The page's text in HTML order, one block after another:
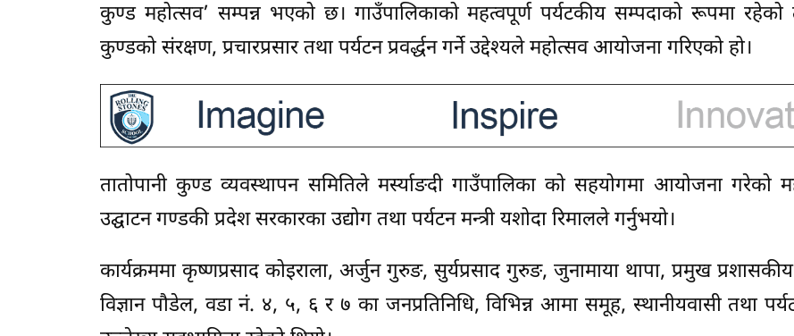
कुण्ड महोत्सव’ सम्पन्न भएको छ। गाउँपालिकाको महत्वपूर्ण पर्यटकीय सम्पदाको रूपमा रहेको
कुण्डको संरक्षण, प्रचारप्रसार तथा पर्यटन प्रवर्द्धन गर्ने उद्देश्यले महोत्सव आयोजना गरिएको हो।
तातोपानी कुण्ड व्यवस्थापन समितिले मर्स्याङदी गाउँपालिका को सहयोगमा आयोजना गरेको
उद्घाटन गण्डकी प्रदेश सरकारका उद्योग तथा पर्यटन मन्त्री यशोदा रिमालले गर्नुभयो।
कार्यक्रममा कृष्णप्रसाद कोइराला, अर्जुन गुरुङ, सुर्यप्रसाद गुरुङ, जुनामाया थापा, प्रमुख
विज्ञान पौडेल, वडा नं. ४, ५, ६ र ७ का जनप्रतिनिधि, विभिन्न आमा समूह, स्थानीयवासी तथा